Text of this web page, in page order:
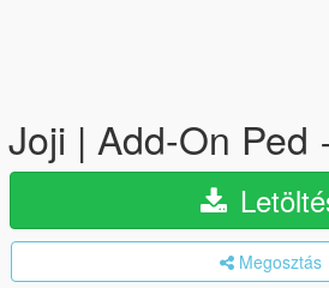
Joji | Add-On Ped
Megosztás